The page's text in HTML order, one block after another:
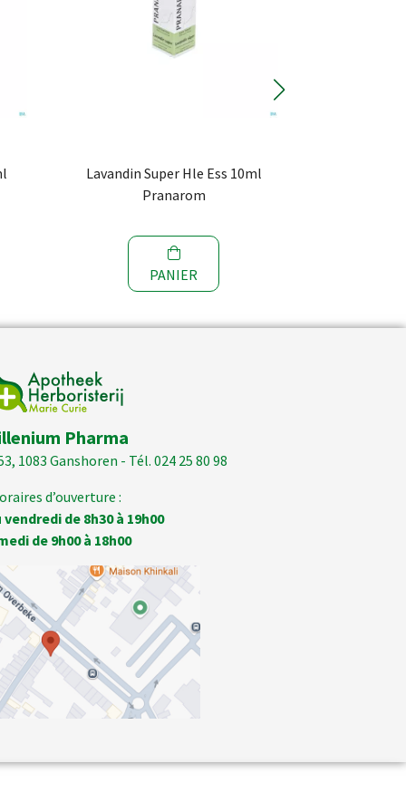
Lavandin Super Hle Ess 10ml
Pranarom
PANIER
Pharma
1083 Ganshoren - Tél. 024 25 80 98
d’ouverture :
vendredi de 8h30 à 19h00
de 9h00 à 18h00